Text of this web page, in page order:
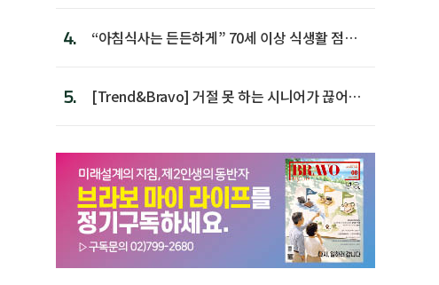
4.
“아침식사는 든든하게” 70세 이상 식생활 점수
5.
[Trend&Bravo] 거절 못 하는 시니어가 끊어야